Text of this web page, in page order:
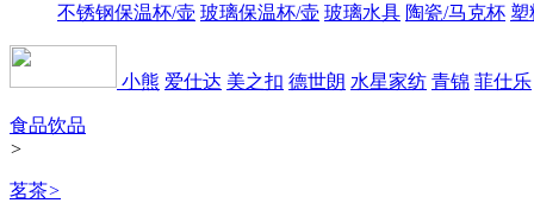
不锈钢保温杯/壶 玻璃保温杯/壶 玻璃水具 陶瓷/马克杯 塑
小熊 爱仕达 美之扣 德世朗 水星家纺 青锦 菲仕乐
食品饮品
>
茗茶>